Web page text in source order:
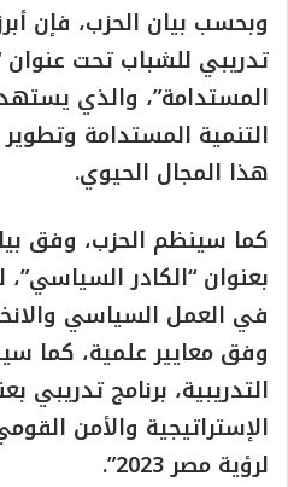
وبحسب بيان الحزب، فإن
تدريبي للشباب تحت عنوان
المستدامة”، والذي
التنمية المستدامة
هذا المجال الحيوي.
كما سينظم الحزب، وفق
بعنوان “الكادر السياسي”،
في العمل السياسي
وفق معايير علمية، كما
التدريبية، برنامج تدريبي
الإستراتيجية والأمن
لرؤية مصر 2023”.